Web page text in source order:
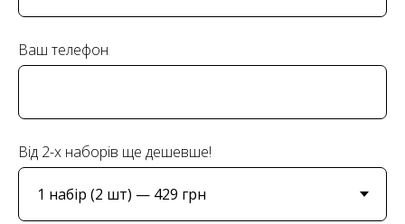
Ваш телефон
Від 2-х наборів ще дешевше!